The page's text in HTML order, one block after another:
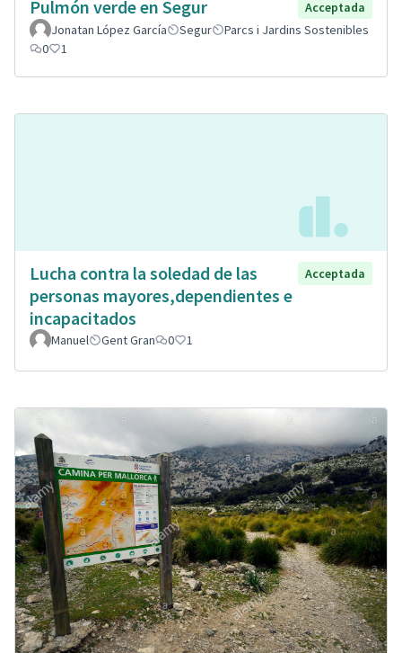
Pulmón verde en Segur
Acceptada
Jonatan López García
Segur
Parcs i Jardins Sostenibles
0
1
Lucha contra la soledad de las
personas mayores,dependientes e
incapacitados
Acceptada
Manuel Gent Gran 0 1